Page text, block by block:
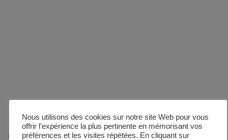
Accueil»Veolia - Zones de collecte»Glonville
Nous utilisons des cookies sur notre site Web pour vous
offrir l'expérience la plus pertinente en mémorisant vos
préférences et les visites répétées. En cliquant sur